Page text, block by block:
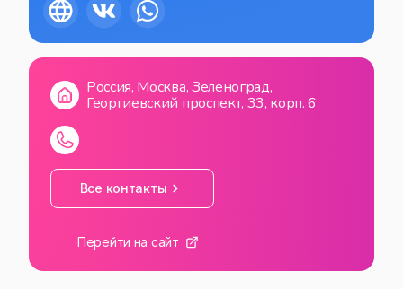
СБ
Россия, Москва, Зеленоград,
Георгиевский проспект, 33, корп. 6
Все контакты
Перейти на сайт